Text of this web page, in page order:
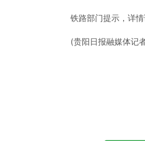
铁路部门提示，详
(贵阳日报融媒体记